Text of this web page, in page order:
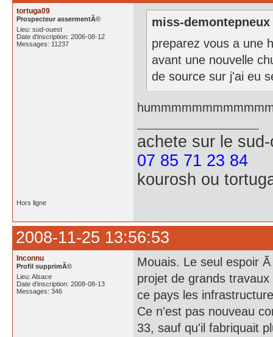
tortuga09
Prospecteur assermentÃ©
Lieu: sud-ouest
Date d'inscription: 2006-08-12
Messages: 11237
miss-
preparez vous a une
avant une nouvelle
de source sur j'ai eu
achete sur le
07 85 71 23 84
kourosh ou
Hors ligne
2008-11-25 13:56:53
Inconnu
Profil supprimÃ©
Lieu: Alsace
Date d'inscription: 2008-08-13
Messages: 346
Mouais. Le seul espoir
projet de grands
ce pays les
Ce n'est pas nouveau
33, sauf qu'il fabriquait